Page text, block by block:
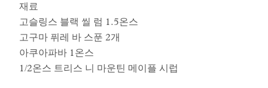
재료
고슬링스 블랙 씰 럼 1.5온스
고구마 퓌레 바 스푼 2개
아쿠아파바 1온스
1/2온스 트리스 니 마운틴 메이플 시럽